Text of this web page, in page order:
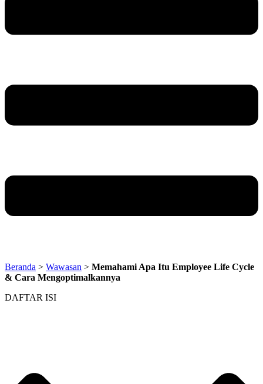
Beranda > Wawasan > Memahami Apa Itu Employee Life Cycle
& Cara Mengoptimalkannya
DAFTAR ISI